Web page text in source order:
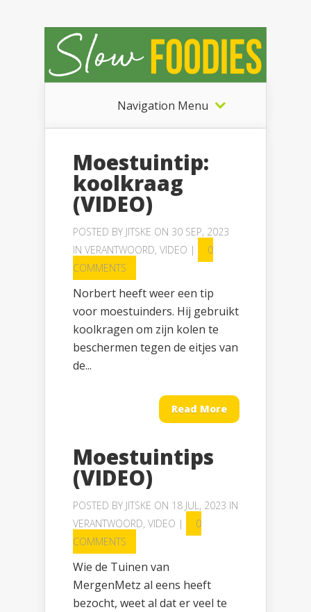
Navigation Menu
Moestuintip:
koolkraag
(VIDEO)
POSTED BY JITSKE ON 30 SEP, 2023
IN VERANTWOORD, VIDEO |
0
COMMENTS
Norbert heeft weer een tip
voor moestuinders. Hij gebruikt
koolkragen om zijn kolen te
beschermen tegen de eitjes van
de...
Read More
Moestuintips
(VIDEO)
POSTED BY JITSKE ON 18 JUL, 2023 IN
VERANTWOORD, VIDEO |
0
COMMENTS
Wie de Tuinen van
MergenMetz al eens heeft
bezocht, weet al dat er veel te